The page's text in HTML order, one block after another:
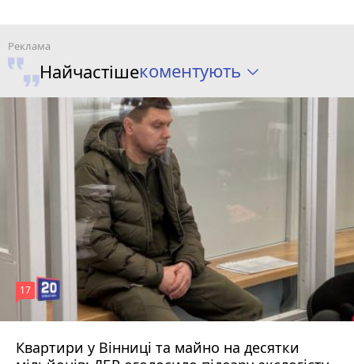
Найчастішекоментують
Квартири у Вінниці та майно на десятки
17
6 серпня 2026 р.